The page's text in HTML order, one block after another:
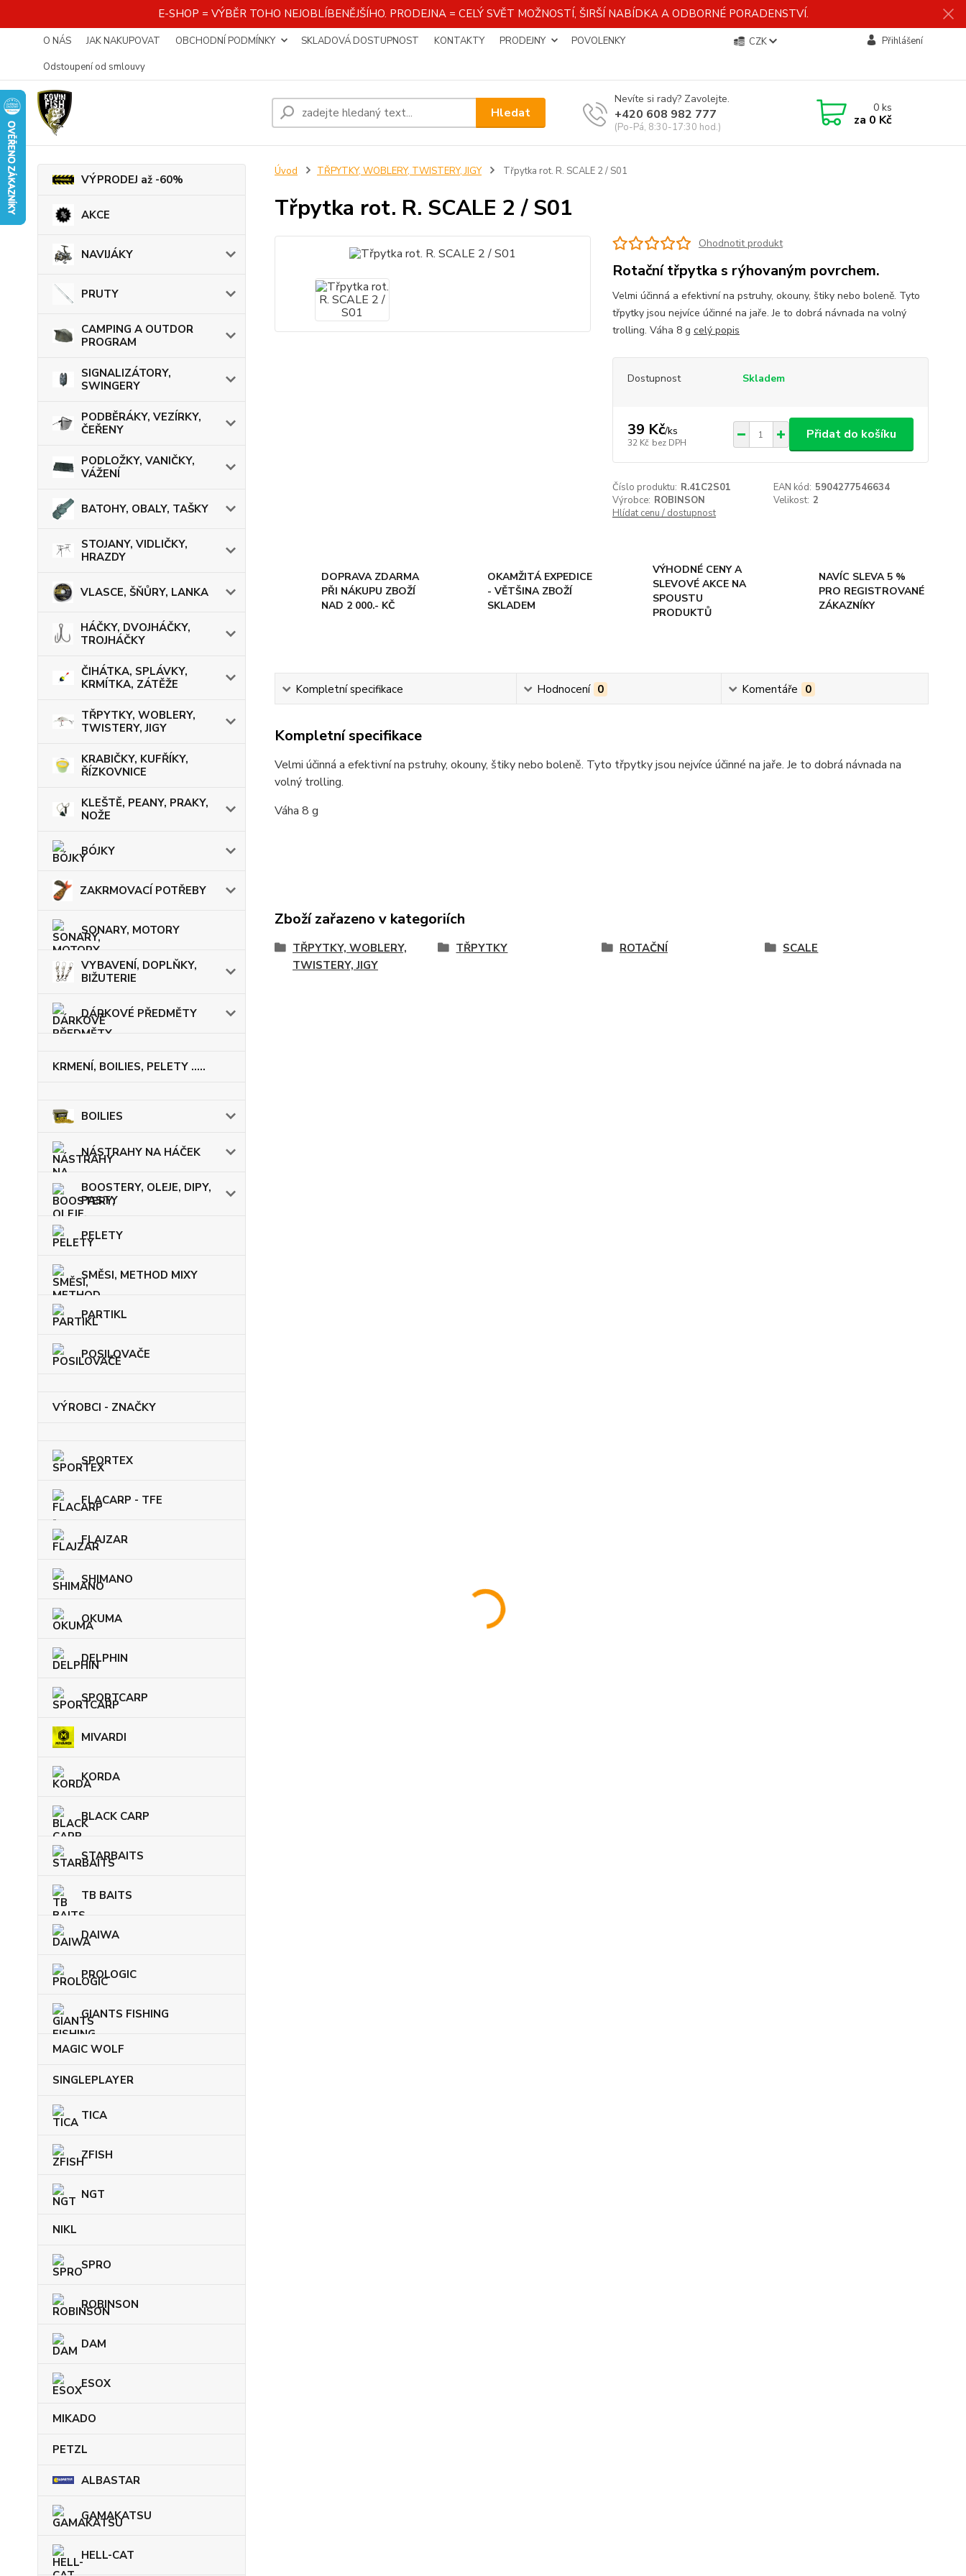
E-SHOP = VÝBĚR TOHO NEJOBLÍBENĚJŠÍHO. PRODEJNA = CELÝ SVĚT MOŽNOSTÍ, ŠIRŠÍ NABÍDKA A ODBORNÉ PORADENSTVÍ.
O NÁS JAK NAKUPOVAT OBCHODNÍ PODMÍNKY SKLADOVÁ DOSTUPNOST KONTAKTY PRODEJNY
POVOLENKY
Odstoupení od smlouvy
CZK Přihlášení
Hledat
Nevíte si rady? Zavolejte.
+420 608 982 777
(Po-Pá, 8:30-17:30 hod.)
0ks
za 0 Kč
VÝPRODEJ až -60%
AKCE
NAVIJÁKY
PRUTY
CAMPING A OUTDOR
PROGRAM
SIGNALIZÁTORY,
SWINGERY
PODBĚRÁKY, VEZÍRKY,
ČEŘENY
PODLOŽKY, VANIČKY,
VÁŽENÍ
BATOHY, OBALY, TAŠKY
STOJANY, VIDLIČKY,
HRAZDY
VLASCE, ŠŇŮRY, LANKA
HÁČKY, DVOJHÁČKY,
TROJHÁČKY
ČIHÁTKA, SPLÁVKY,
KRMÍTKA, ZÁTĚŽE
TŘPYTKY, WOBLERY,
TWISTERY, JIGY
KRABIČKY, KUFŘÍKY,
ŘÍZKOVNICE
KLEŠTĚ, PEANY, PRAKY,
NOŽE
BÓJKY
ZAKRMOVACÍ POTŘEBY
SONARY, MOTORY
VYBAVENÍ, DOPLŇKY,
BIŽUTERIE
DÁRKOVÉ PŘEDMĚTY
KRMENÍ, BOILIES, PELETY .....
BOILIES
NÁSTRAHY NA HÁČEK
BOOSTERY, OLEJE, DIPY,
PASTY
PELETY
SMĚSI, METHOD MIXY
PARTIKL
POSILOVAČE
VÝROBCI - ZNAČKY
SPORTEX
FLACARP - TFE
FLAJZAR
SHIMANO
OKUMA
DELPHIN
SPORTCARP
MIVARDI
KORDA
BLACK CARP
STARBAITS
TB BAITS
DAIWA
PROLOGIC
GIANTS FISHING
MAGIC WOLF
SINGLEPLAYER
TICA
ZFISH
NGT
NIKL
SPRO
ROBINSON
DAM
ESOX
MIKADO
PETZL
ALBASTAR
GAMAKATSU
HELL-CAT
Úvod TŘPYTKY, WOBLERY, TWISTERY, JIGY Třpytka rot. R. SCALE 2 / S01
Třpytka rot. R. SCALE 2 / S01
Ohodnotit produkt
Rotační třpytka s rýhovaným povrchem.
Velmi účinná a efektivní na pstruhy, okouny, štiky nebo boleně. Tyto
třpytky jsou nejvíce účinné na jaře. Je to dobrá návnada na volný
trolling. Váha 8 g celý popis
Dostupnost Skladem
39 Kč/ks
32 Kč bez DPH
Přidat do košíku
Číslo produktu: R.41C2S01 EAN kód: 5904277546634
Výrobce: ROBINSON Velikost: 2
Hlídat cenu / dostupnost
DOPRAVA ZDARMA
PŘI NÁKUPU ZBOŽÍ
NAD 2 000.- KČ
OKAMŽITÁ EXPEDICE
- VĚTŠINA ZBOŽÍ
SKLADEM
VÝHODNÉ CENY A
SLEVOVÉ AKCE NA
SPOUSTU
PRODUKTŮ
NAVÍC SLEVA 5 %
PRO REGISTROVANÉ
ZÁKAZNÍKY
Kompletní specifikace Hodnocení 0 Komentáře 0
Kompletní specifikace
Velmi účinná a efektivní na pstruhy, okouny, štiky nebo boleně. Tyto třpytky jsou nejvíce účinné na jaře. Je to dobrá návnada na
volný trolling.
Váha 8 g
Zboží zařazeno v kategoriích
TŘPYTKY, WOBLERY,
TWISTERY, JIGY
TŘPYTKY ROTAČNÍ SCALE